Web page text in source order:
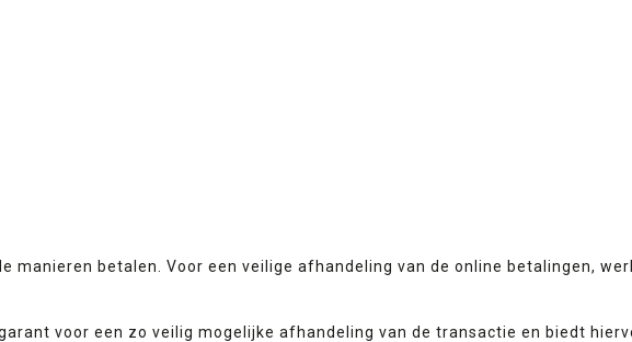
manieren betalen. Voor een veilige afhandeling van de online betalingen,
voor een zo veilig mogelijke afhandeling van de transactie en biedt